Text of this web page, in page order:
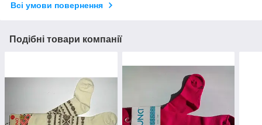
Всі умови повернення
Подібні товари компанії